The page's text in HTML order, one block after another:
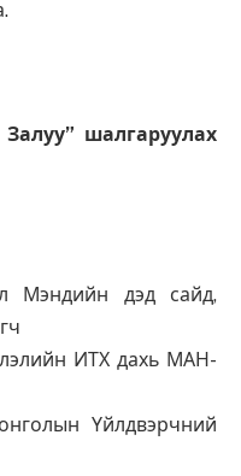
шалгаруулах
дэд сайд,
ИТХ дахь МАН-
Үйлдвэрчний